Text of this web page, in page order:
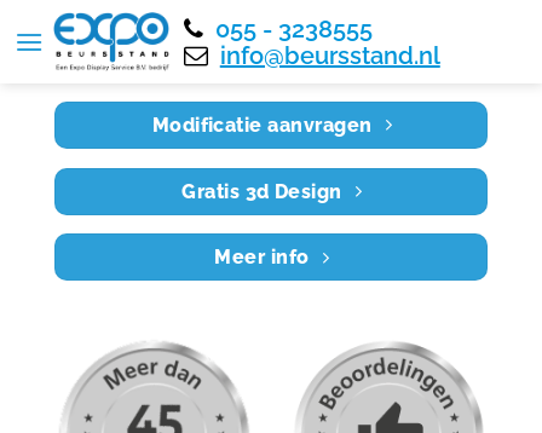
055 - 3238555
info@beursstand.nl
Home RE5X3 016
Modificatie aanvragen
Gratis 3d Design
Meer info